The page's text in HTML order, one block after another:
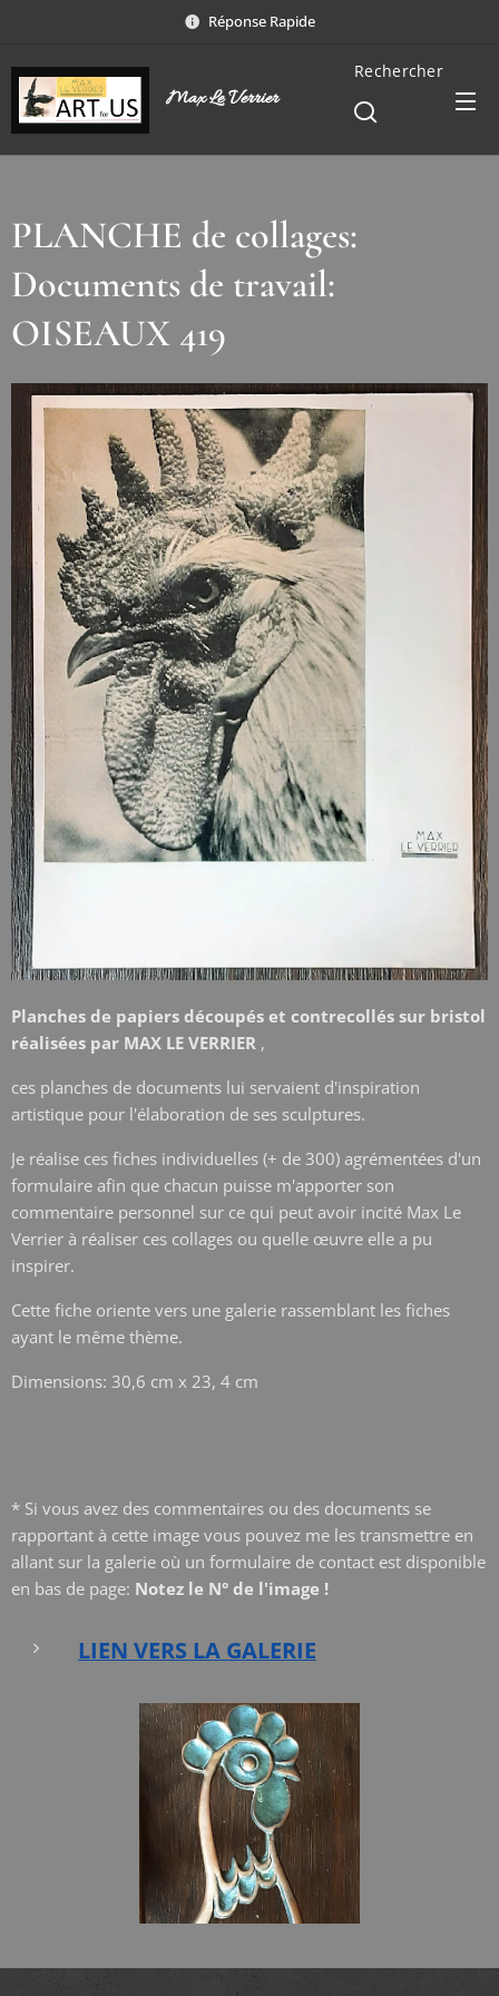
Réponse Rapide
Max Le Verrier
Rechercher
PLANCHE de collages:
Documents de travail:
OISEAUX 419
Planches de papiers découpés et contrecollés sur bristol
réalisées par MAX LE VERRIER ,
ces planches de documents lui servaient d'inspiration
artistique pour l'élaboration de ses sculptures.
Je réalise ces fiches individuelles (+ de 300) agrémentées d'un
formulaire afin que chacun puisse m'apporter son
commentaire personnel sur ce qui peut avoir incité Max Le
Verrier à réaliser ces collages ou quelle œuvre elle a pu
inspirer.
Cette fiche oriente vers une galerie rassemblant les fiches
ayant le même thème.
Dimensions: 30,6 cm x 23, 4 cm
* Si vous avez des commentaires ou des documents se
rapportant à cette image vous pouvez me les transmettre en
allant sur la galerie où un formulaire de contact est disponible
en bas de page: Notez le N° de l'image !
LIEN VERS LA GALERIE